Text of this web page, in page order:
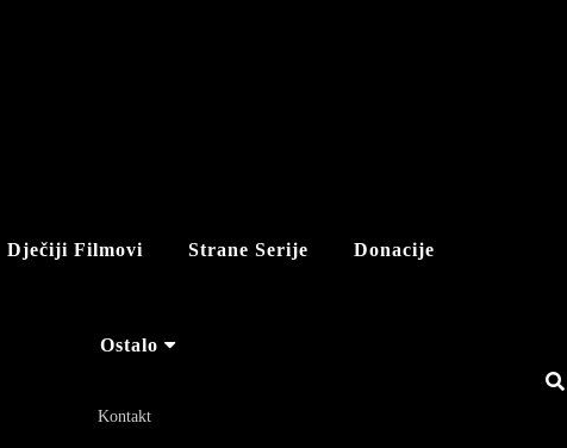
Dječiji Filmovi Strane Serije Donacije
Ostalo
Kontakt